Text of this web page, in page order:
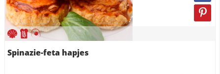
Spinazie-feta hapjes